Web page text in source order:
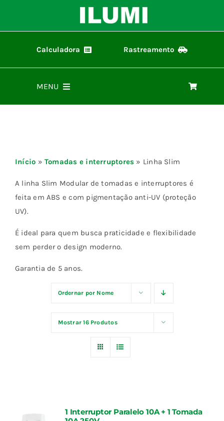
o
Calculadora Rastreamento
MENU
Representantes
Blog
Rastreamento de Pedidos
Início »Tomadas e interruptores » Linha Slim
A linha Slim Modular de tomadas e interruptores é
feita em ABS e com pigmentação anti-UV (proteção
UV).
É ideal para quem busca praticidade e flexibilidade
sem perder o design moderno.
Garantia de 5 anos.
Ordernar por Nome
Mostrar16 Produtos
1 Interruptor Paralelo 10A + 1 Tomada